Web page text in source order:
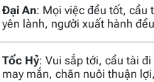
Đại An: Mọi việc đều tốt, cầu
yên lành, người xuất hành
Tốc Hỷ: Vui sắp tới, cầu tài
may mắn, chăn nuôi thuận